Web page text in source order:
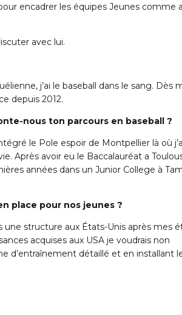
encadrer les équipes Jeunes comme
avec lui.
j’ai le baseball dans le sang. Dès
depuis 2012.
nous ton parcours en baseball ?
le Pole espoir de Montpellier là où
Après avoir eu le Baccalauréat a
années dans un Junior College à
place pour nos jeunes ?
une structure aux États-Unis après mes
acquises aux USA je voudrais non
d’entraînement détaillé et en installant